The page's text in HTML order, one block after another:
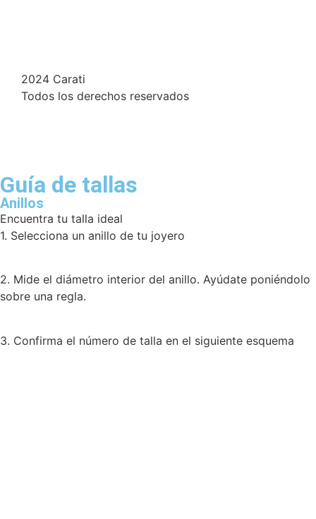
2024 Carati
Todos los derechos reservados
Guía de tallas
Anillos
Encuentra tu talla ideal
1. Selecciona un anillo de tu joyero
2. Mide el diámetro interior del anillo. Ayúdate poniéndolo
sobre una regla.
3. Confirma el número de talla en el siguiente esquema